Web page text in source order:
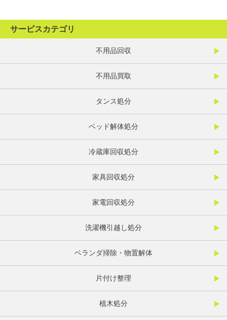
サービスカテゴリ
不用品回収
不用品買取
タンス処分
ベッド解体処分
冷蔵庫回収処分
家具回収処分
家電回収処分
洗濯機引越し処分
ベランダ掃除・物置解体
片付け整理
植木処分